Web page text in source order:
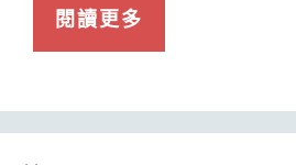
閱讀更多